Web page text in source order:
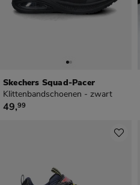
Skechers Squad-Pacer
Klittenbandschoenen - zwart
€ 49,99
49,99